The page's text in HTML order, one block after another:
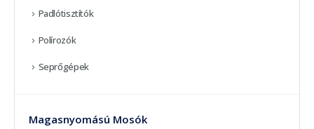
Padlótisztítók
Polírozók
Seprőgépek
Magasnyomású Mosók